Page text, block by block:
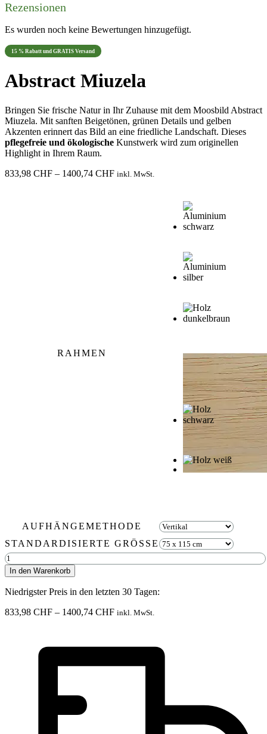
Rezensionen
Es wurden noch keine Bewertungen hinzugefügt.
15 % Rabatt und GRATIS Versand
Abstract Miuzela
Bringen Sie frische Natur in Ihr Zuhause mit dem Moosbild Abstract
Miuzela. Mit sanften Beigetönen, grünen Details und gelben
Akzenten erinnert das Bild an eine friedliche Landschaft. Dieses
pflegefreie und ökologische Kunstwerk wird zum originellen
Highlight in Ihrem Raum.
833,98 CHF – 1400,74 CHFPreisspanne:
inkl. MwSt.
RAHMEN
AUFHÄNGEMETHODE
STANDARDISIERTE GRÖSSE
Abstract
Miuzela
Menge
In den Warenkorb
Niedrigster Preis in den letzten 30 Tagen:
833,98 CHF – 1400,74 CHFPreisspanne:
inkl. MwSt.